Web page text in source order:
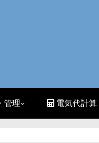
管理 電気代計算